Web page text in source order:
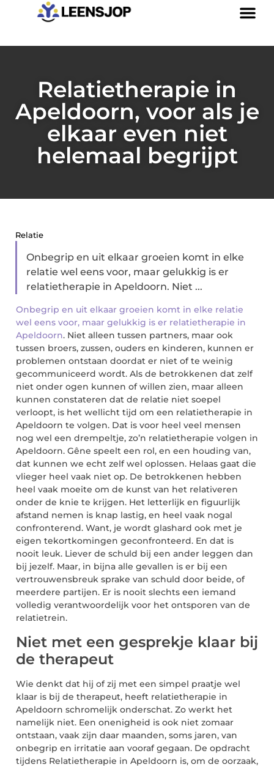
Relatietherapie in
Apeldoorn, voor als je
elkaar even niet
helemaal begrijpt
Relatie
Onbegrip en uit elkaar groeien komt in elke
relatie wel eens voor, maar gelukkig is er
relatietherapie in Apeldoorn. Niet ...
Onbegrip en uit elkaar groeien komt in elke relatie
wel eens voor, maar gelukkig is er relatietherapie in
Apeldoorn. Niet alleen tussen partners, maar ook
tussen broers, zussen, ouders en kinderen, kunnen er
problemen ontstaan doordat er niet of te weinig
gecommuniceerd wordt. Als de betrokkenen dat zelf
niet onder ogen kunnen of willen zien, maar alleen
kunnen constateren dat de relatie niet soepel
verloopt, is het wellicht tijd om een relatietherapie in
Apeldoorn te volgen. Dat is voor heel veel mensen
nog wel een drempeltje, zo’n relatietherapie volgen in
Apeldoorn. Gêne speelt een rol, en een houding van,
dat kunnen we echt zelf wel oplossen. Helaas gaat die
vlieger heel vaak niet op. De betrokkenen hebben
heel vaak moeite om de kunst van het relativeren
onder de knie te krijgen. Het letterlijk en figuurlijk
afstand nemen is knap lastig, en heel vaak nogal
confronterend. Want, je wordt glashard ook met je
eigen tekortkomingen geconfronteerd. En dat is
nooit leuk. Liever de schuld bij een ander leggen dan
bij jezelf. Maar, in bijna alle gevallen is er bij een
vertrouwensbreuk sprake van schuld door beide, of
meerdere partijen. Er is nooit slechts een iemand
volledig verantwoordelijk voor het ontsporen van de
relatietrein.
Niet met een gesprekje klaar bij
de therapeut
Wie denkt dat hij of zij met een simpel praatje wel
klaar is bij de therapeut, heeft relatietherapie in
Apeldoorn schromelijk onderschat. Zo werkt het
namelijk niet. Een onenigheid is ook niet zomaar
ontstaan, vaak zijn daar maanden, soms jaren, van
onbegrip en irritatie aan vooraf gegaan. De opdracht
tijdens Relatietherapie in Apeldoorn is, om de oorzaak,